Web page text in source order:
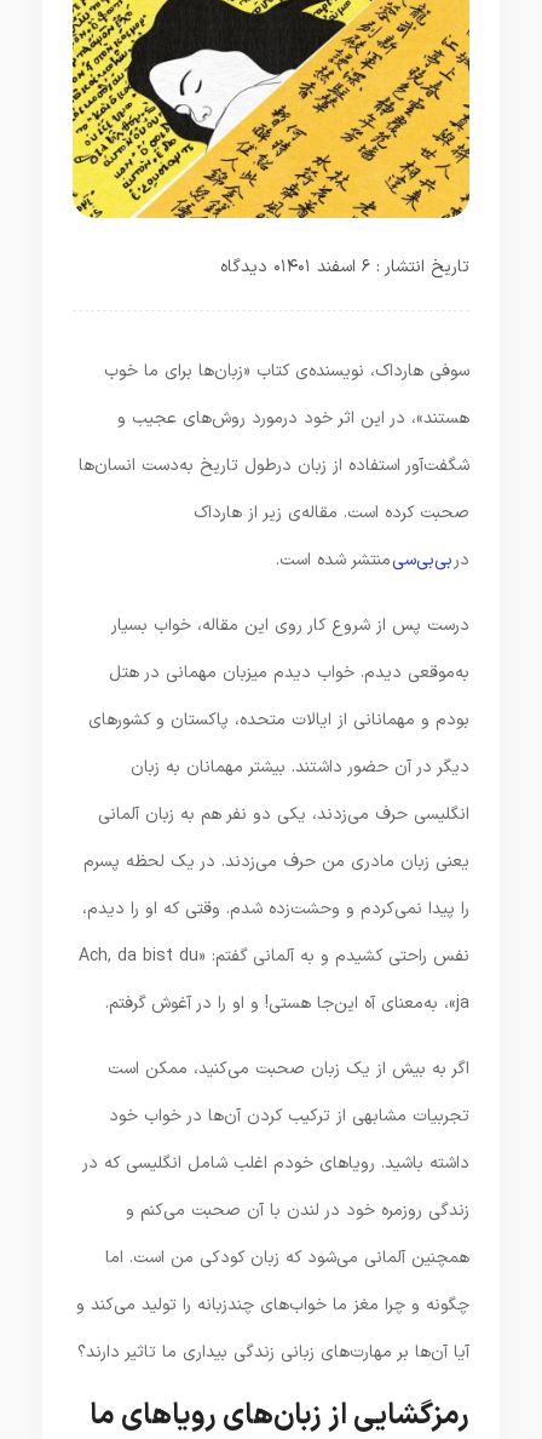
تاریخ انتشار : ۶ اسفند ۱۴۰۱ ۰ دیدگاه
سوفی هارداک، نویسنده‌ی کتاب «زبان‌ها برای ما خوب
هستند»، در این اثر خود درمورد روش‌های عجیب و
شگفت‌آور استفاده از زبان درطول تاریخ به‌دست انسان‌ها
صحبت کرده است. مقاله‌ی زیر از هارداک
دربی‌بی‌سیمنتشر شده است.
درست پس از شروع کار روی این مقاله، خواب بسیار
به‌موقعی دیدم. خواب دیدم میزبان مهمانی در هتل
بودم و مهمانانی از ایالات متحده، پاکستان و کشورهای
دیگر در آن حضور داشتند. بیشتر مهمانان به زبان
انگلیسی حرف می‌زدند، یکی دو نفر هم به زبان آلمانی
یعنی زبان مادری من حرف می‌زدند. در یک لحظه پسرم
را پیدا نمی‌کردم و وحشت‌زده شدم. وقتی که او را دیدم،
نفس راحتی کشیدم و به آلمانی گفتم: «Ach, da bist du
ja»، به‌معنای آه این‌جا هستی! و او را در آغوش گرفتم.
اگر به بیش از یک زبان صحبت می‌کنید، ممکن است
تجربیات مشابهی از ترکیب کردن آن‌ها در خواب خود
داشته باشید. رویاهای خودم اغلب شامل انگلیسی که در
زندگی روزمره خود در لندن با آن صحبت می‌کنم و
همچنین آلمانی می‌شود که زبان کودکی من است. اما
چگونه و چرا مغز ما خواب‌های چندزبانه را تولید می‌کند و
آیا آن‌ها بر مهارت‌های زبانی زندگی بیداری ما تاثیر دارند؟
رمزگشایی از زبان‌های رویاهای ما